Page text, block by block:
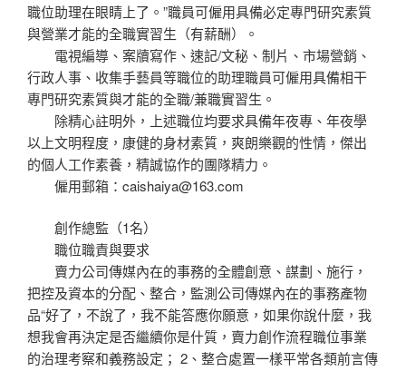
職位助理在眼睛上了。”職員可僱用具備必定專門研究素質
與營業才能的全職實習生（有薪酬）。
電視編導、案牘寫作、速記/文秘、制片、市場營銷、
行政人事、收集手藝員等職位的助理職員可僱用具備相干
專門研究素質與才能的全職/兼職實習生。
除精心註明外，上述職位均要求具備年夜專、年夜學
以上文明程度，康健的身材素質，爽朗樂觀的性情，傑出
的個人工作素養，精誠協作的團隊精力。
僱用郵箱：caishaiya@163.com
創作總監（1名）
職位職責與要求
賣力公司傳媒內在的事務的全體創意、謀劃、施行，
把控及資本的分配、整合，監測公司傳媒內在的事務產物
品“好了，不說了，我不能答應你願意，如果你說什麼，我
想我會再決定是否繼續你是什質，賣力創作流程職位事業
的治理考察和義務設定； 2、整合處置一樣平常各類前言傳